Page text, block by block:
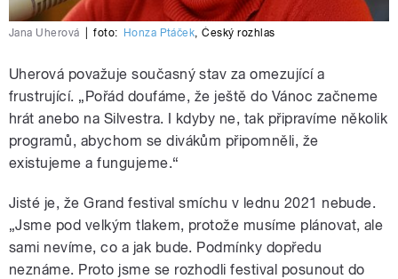
Jana Uherová foto: Honza Ptáček,Český rozhlas
Uherová považuje současný stav za omezující a
frustrující. „Pořád doufáme, že ještě do Vánoc začneme
hrát anebo na Silvestra. I kdyby ne, tak připravíme několik
programů, abychom se divákům připomněli, že
existujeme a fungujeme.“
Jisté je, že Grand festival smíchu v lednu 2021 nebude.
„Jsme pod velkým tlakem, protože musíme plánovat, ale
sami nevíme, co a jak bude. Podmínky dopředu
neznáme. Proto jsme se rozhodli festival posunout do